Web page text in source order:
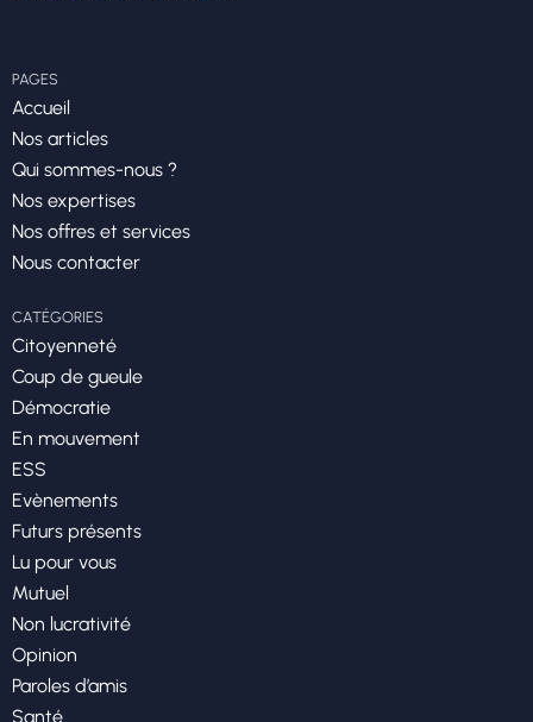
PAGES
Accueil
Nos articles
Qui sommes-nous ?
Nos expertises
Nos offres et services
Nous contacter
CATÉGORIES
Citoyenneté
Coup de gueule
Démocratie
En mouvement
ESS
Evènements
Futurs présents
Lu pour vous
Mutuel
Non lucrativité
Opinion
Paroles d’amis
Santé